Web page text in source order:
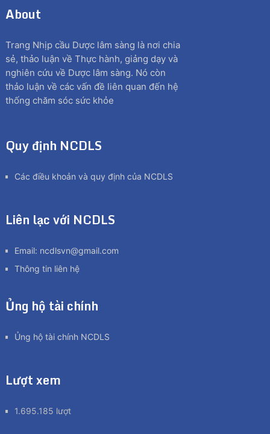
About
Trang Nhịp cầu Dược lâm sàng là nơi chia
sẻ, thảo luận về Thực hành, giảng dạy và
nghiên cứu về Dược lâm sàng. Nó còn
thảo luận về các vấn đề liên quan đến hệ
thống chăm sóc sức khỏe
Quy định NCDLS
Các điều khoản và quy định của NCDLS
Liên lạc với NCDLS
Email: ncdlsvn@gmail.com
Thông tin liên hệ
Ủng hộ tài chính
Ủng hộ tài chính NCDLS
Lượt xem
1.695.185 lượt